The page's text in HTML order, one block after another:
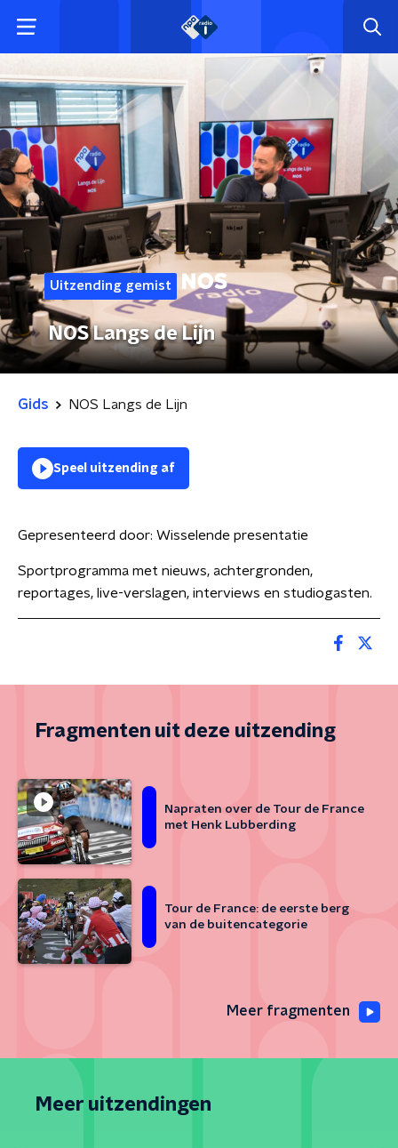
Uitzending gemist
NOS Langs de Lijn
Gids NOS Langs de Lijn
Speel uitzending af
Gepresenteerd door: Wisselende presentatie
Sportprogramma met nieuws, achtergronden,
reportages, live-verslagen, interviews en studiogasten.
Fragmenten uit deze uitzending
Napraten over de Tour de France
met Henk Lubberding
Tour de France: de eerste berg
van de buitencategorie
Meer fragmenten
Meer uitzendingen